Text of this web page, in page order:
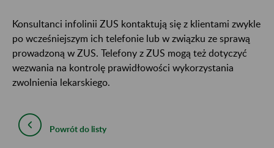
Konsultanci infolinii ZUS kontaktują się z klientami zwykle
po wcześniejszym ich telefonie lub w związku ze sprawą
prowadzoną w ZUS. Telefony z ZUS mogą też dotyczyć
wezwania na kontrolę prawidłowości wykorzystania
zwolnienia lekarskiego.
Powrót do listy